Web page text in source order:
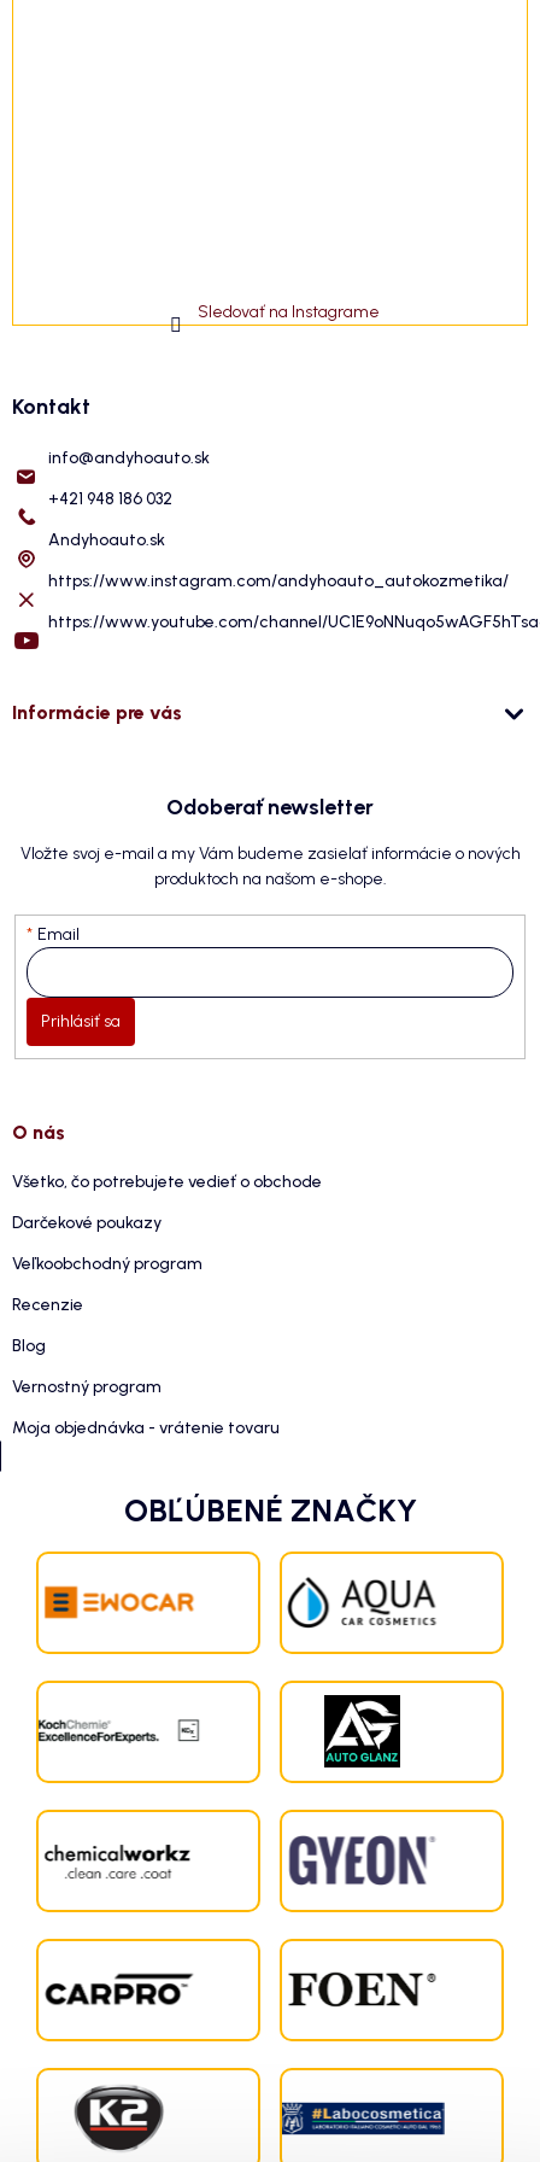
Sledovať na Instagrame
Kontakt
info@andyhoauto.sk
+421 948 186 032
Andyhoauto.sk
https://www.instagram.com/andyhoauto_autokozmetika/
https://www.youtube.com/channel/
Informácie pre vás
Odoberať newsletter
Vložte svoj e-mail a my Vám budeme zasielať informácie o nových
produktoch na našom e-shope.
Email
Prihlásiť sa
O nás
Všetko, čo potrebujete vedieť o obchode
Darčekové poukazy
Veľkoobchodný program
Recenzie
Blog
Vernostný program
Moja objednávka - vrátenie tovaru
OBĽÚBENÉ ZNAČKY